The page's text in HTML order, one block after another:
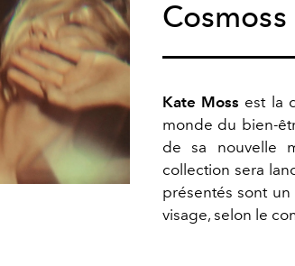
Cosmoss
Kate Moss est la
monde du bien-
de sa nouvelle
collection sera
présentés sont
visage, selon le